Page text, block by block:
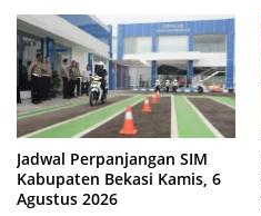
Jadwal Perpanjangan SIM
Kabupaten Bekasi Kamis, 6
Agustus 2026